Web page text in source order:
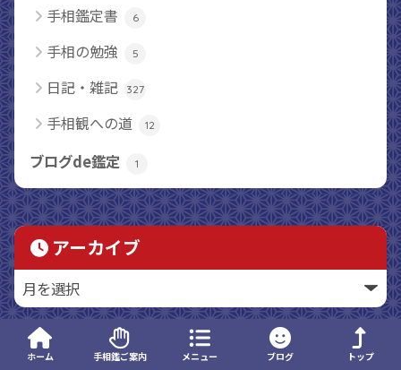
手相鑑定書 6
手相の勉強 5
日記・雑記 327
手相観への道 12
ブログde鑑定 1
アーカイブ
ホーム 手相鑑ご案内 メニュー ブログ トップ